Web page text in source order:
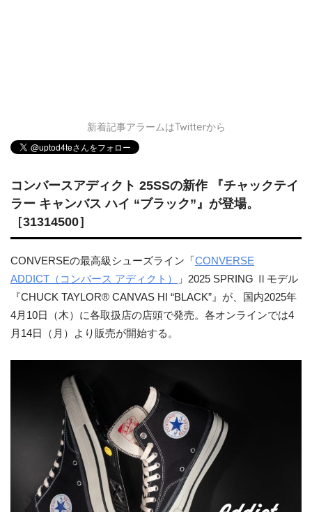
新着記事アラームはTwitterから
コンバースアディクト 25SSの新作 『チャックテイ
ラー キャンバス ハイ “ブラック”』が登場。
［31314500］
CONVERSEの最高級シューズライン「 CONVERSE
ADDICT（コンバース アディクト）
」2025 SPRING Ⅱモデル
『CHUCK TAYLOR® CANVAS HI “BLACK”』が、国内2025年
4月10日（木）に各取扱店の店頭で発売。各オンラインでは4
月14日（月）より販売が開始する。